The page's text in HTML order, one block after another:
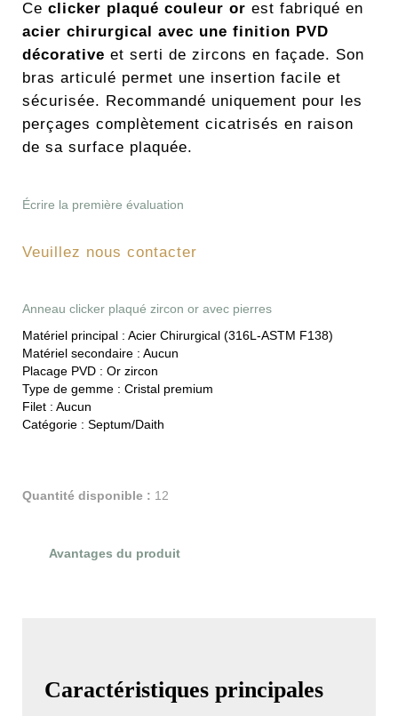
Ce clicker plaqué couleur or est fabriqué en
acier chirurgical avec une finition PVD
décorative et serti de zircons en façade. Son
bras articulé permet une insertion facile et
sécurisée. Recommandé uniquement pour les
perçages complètement cicatrisés en raison
de sa surface plaquée.
Écrire la première évaluation
Veuillez nous contacter
Anneau clicker plaqué zircon or avec pierres
Matériel principal : Acier Chirurgical (316L-ASTM F138)
Matériel secondaire : Aucun
Placage PVD : Or zircon
Type de gemme : Cristal premium
Filet : Aucun
Catégorie : Septum/Daith
Quantité disponible : 12
Avantages du produit
Caractéristiques principales